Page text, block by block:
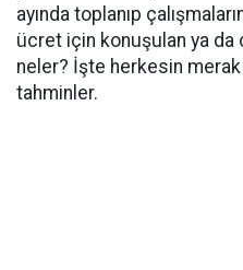
ayında toplanıp
ücret için konuşulan ya da
neler? İşte herkesin
tahminler.